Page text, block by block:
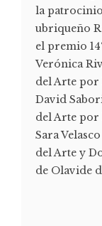
la
ubriqueño
el premio
Verónica
del Arte por
David
del Arte por
Sara
del Arte y
de Olavide